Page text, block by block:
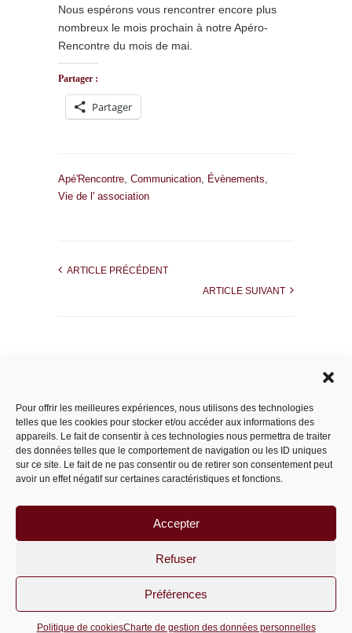
Pour offrir les meilleures expériences, nous utilisons des technologies
telles que les cookies pour stocker et/ou accéder aux informations des
appareils. Le fait de consentir à ces technologies nous permettra de traiter
des données telles que le comportement de navigation ou les ID uniques
sur ce site. Le fait de ne pas consentir ou de retirer son consentement peut
avoir un effet négatif sur certaines caractéristiques et fonctions.
Accepter
Refuser
Préférences
Politique de cookiesCharte de gestion des données personnelles
Nous espérons vous rencontrer encore plus
nombreux le mois prochain à notre Apéro-
Rencontre du mois de mai.
Partager :
Partager
Apé'Rencontre, Communication, Évènements,
Vie de l' association
ARTICLE PRÉCÉDENT
ARTICLE SUIVANT
Catégories